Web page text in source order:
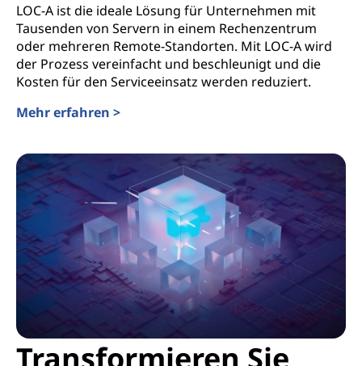
LOC-A ist die ideale Lösung für Unternehmen mit
Tausenden von Servern in einem Rechenzentrum
oder mehreren Remote-Standorten. Mit LOC-A wird
der Prozess vereinfacht und beschleunigt und die
Kosten für den Serviceeinsatz werden reduziert.
Mehr erfahren >